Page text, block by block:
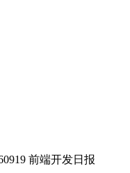
前端开发日报